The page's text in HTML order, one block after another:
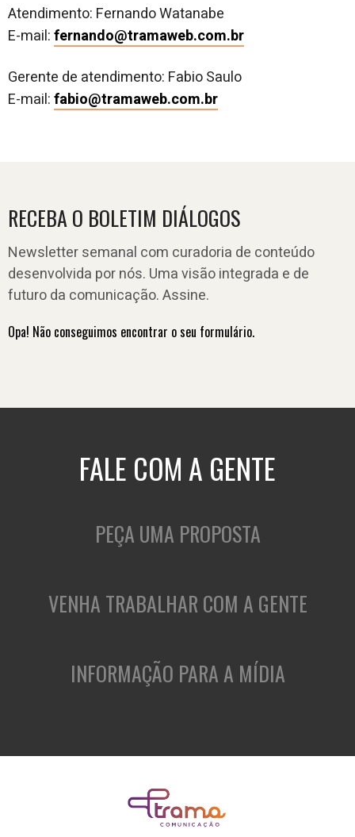
Atendimento: Fernando Watanabe
E-mail:fernando@tramaweb.com.br
Gerente de atendimento: Fabio Saulo
E-mail:fabio@tramaweb.com.br
RECEBA O BOLETIM DIÁLOGOS
Newsletter semanal com curadoria de conteúdo
desenvolvida por nós. Uma visão integrada e de
futuro da comunicação. Assine.
Opa! Não conseguimos encontrar o seu formulário.
FALE COM A GENTE
PEÇA UMA PROPOSTA
VENHA TRABALHAR COM A GENTE
INFORMAÇÃO PARA A MÍDIA